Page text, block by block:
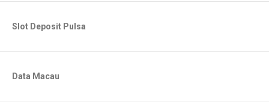
Slot Deposit Pulsa
Data Macau